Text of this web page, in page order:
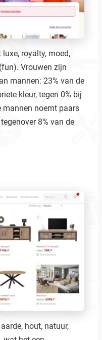
royalty, moed,
Vrouwen zijn
mannen: 23% van de
kleur, tegen 0% bij
mannen noemt paars
8% van de
hout, natuur,